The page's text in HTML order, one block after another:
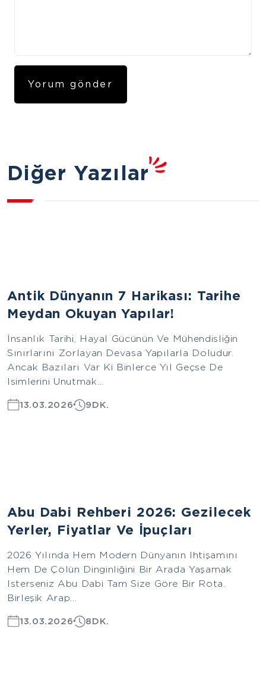
Diğer Yazılar
Antik Dünyanın 7 Harikası: Tarihe
Meydan Okuyan Yapılar!
İnsanlık Tarihi, Hayal Gücünün Ve Mühendisliğin
Sınırlarını Zorlayan Devasa Yapılarla Doludur.
Ancak Bazıları Var Ki Binlerce Yıl Geçse De
Isimlerini Unutmak...
13.03.2026 9DK.
Abu Dabi Rehberi 2026: Gezilecek
Yerler, Fiyatlar Ve İpuçları
2026 Yılında Hem Modern Dünyanın Ihtişamını
Hem De Çölün Dinginliğini Bir Arada Yaşamak
Isterseniz Abu Dabi Tam Size Göre Bir Rota.
Birleşik Arap...
13.03.2026 8DK.